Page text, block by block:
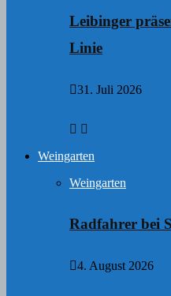
Leibinger
Linie
31. Juli 2026
Weingarten
Weingarten
Radfahrer bei
4. August 2026